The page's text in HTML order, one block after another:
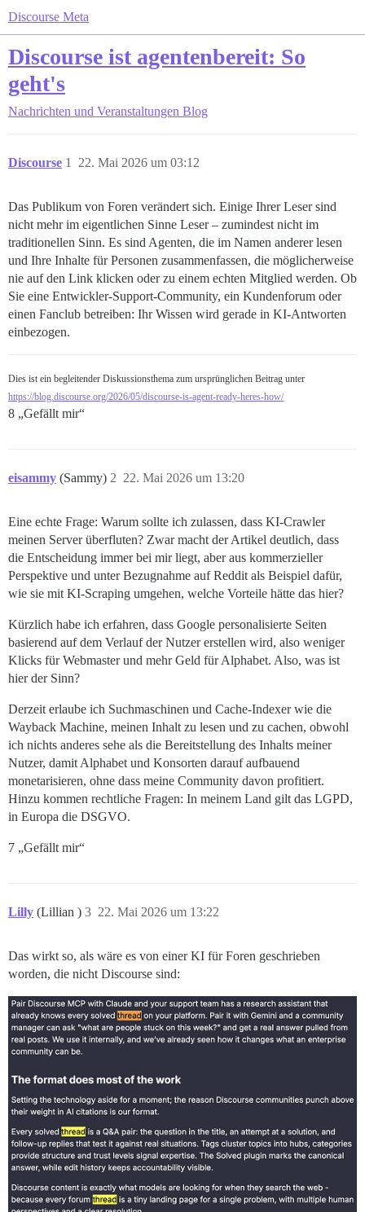
Discourse Meta
Discourse ist agentenbereit: So
geht's
Nachrichten und Veranstaltungen Blog
Discourse 22. Mai 2026 um 03:12
1
Das Publikum von Foren verändert sich. Einige Ihrer Leser sind
nicht mehr im eigentlichen Sinne Leser – zumindest nicht im
traditionellen Sinn. Es sind Agenten, die im Namen anderer lesen
und Ihre Inhalte für Personen zusammenfassen, die möglicherweise
nie auf den Link klicken oder zu einem echten Mitglied werden. Ob
Sie eine Entwickler-Support-Community, ein Kundenforum oder
einen Fanclub betreiben: Ihr Wissen wird gerade in KI-Antworten
einbezogen.
Dies ist ein begleitender Diskussionsthema zum ursprünglichen Beitrag unter
https://blog.discourse.org/2026/05/discourse-is-agent-ready-heres-how/
8 „Gefällt mir“
eisammy (Sammy) 22. Mai 2026 um 13:20
2
Eine echte Frage: Warum sollte ich zulassen, dass KI-Crawler
meinen Server überfluten? Zwar macht der Artikel deutlich, dass
die Entscheidung immer bei mir liegt, aber aus kommerzieller
Perspektive und unter Bezugnahme auf Reddit als Beispiel dafür,
wie sie mit KI-Scraping umgehen, welche Vorteile hätte das hier?
Kürzlich habe ich erfahren, dass Google personalisierte Seiten
basierend auf dem Verlauf der Nutzer erstellen wird, also weniger
Klicks für Webmaster und mehr Geld für Alphabet. Also, was ist
hier der Sinn?
Derzeit erlaube ich Suchmaschinen und Cache-Indexer wie die
Wayback Machine, meinen Inhalt zu lesen und zu cachen, obwohl
ich nichts anderes sehe als die Bereitstellung des Inhalts meiner
Nutzer, damit Alphabet und Konsorten darauf aufbauend
monetarisieren, ohne dass meine Community davon profitiert.
Hinzu kommen rechtliche Fragen: In meinem Land gilt das LGPD,
in Europa die DSGVO.
7 „Gefällt mir“
Lilly (Lillian ) 22. Mai 2026 um 13:22
3
Das wirkt so, als wäre es von einer KI für Foren geschrieben
worden, die nicht Discourse sind: